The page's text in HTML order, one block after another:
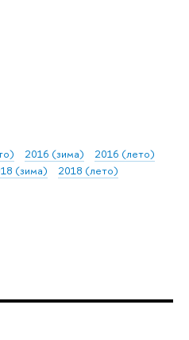
2016 (зима)
2016 (лето)
(зима) 2018 (лето)